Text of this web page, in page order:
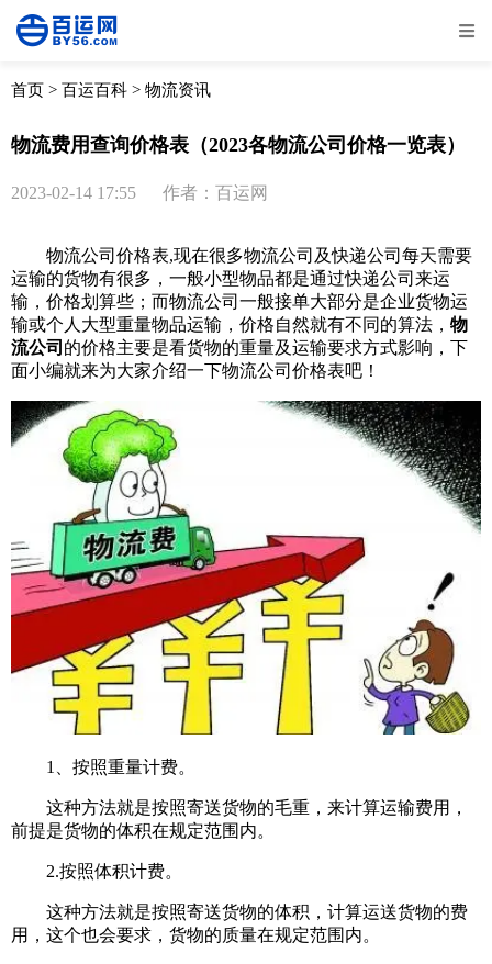
全部 物流资讯
取消
首页 > 百运百科 > 物流资讯
物流费用查询价格表（2023各物流公司价格一览表）
2023-02-14 17:55 作者：百运网
物流公司价格表,现在很多物流公司及快递公司每天需要
运输的货物有很多，一般小型物品都是通过快递公司来运
输，价格划算些；而物流公司一般接单大部分是企业货物运
输或个人大型重量物品运输，价格自然就有不同的算法， 物
流公司 的价格主要是看货物的重量及运输要求方式影响，下
面小编就来为大家介绍一下物流公司价格表吧！
1、按照重量计费。
这种方法就是按照寄送货物的毛重，来计算运输费用，
前提是货物的体积在规定范围内。
2.按照体积计费。
这种方法就是按照寄送货物的体积，计算运送货物的费
用，这个也会要求，货物的质量在规定范围内。